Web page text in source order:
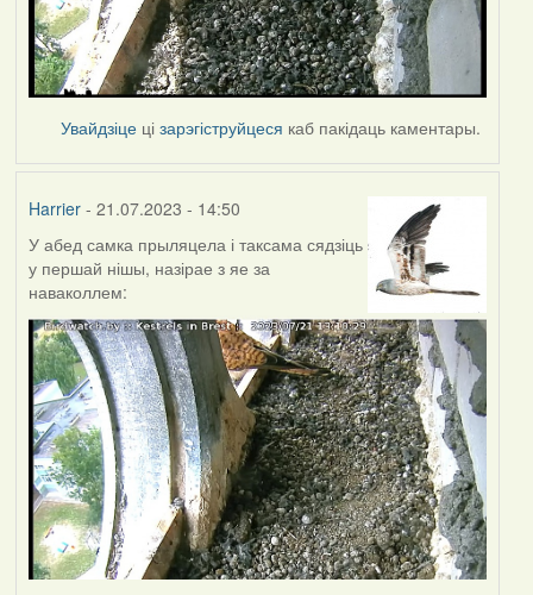
Увайдзіце цізарэгіструйцеся каб пакідаць каментары.
Harrier- 21.07.2023 - 14:50
У абед самка прыляцела і таксама сядзіць
у першай нішы, назірае з яе за
наваколлем: